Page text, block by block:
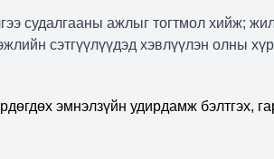
судалгааны ажлыг тогтмол хийж;
сэтгүүлүүдэд хэвлүүлэн олны
эмнэлзүйн удирдамж бэлтгэх,